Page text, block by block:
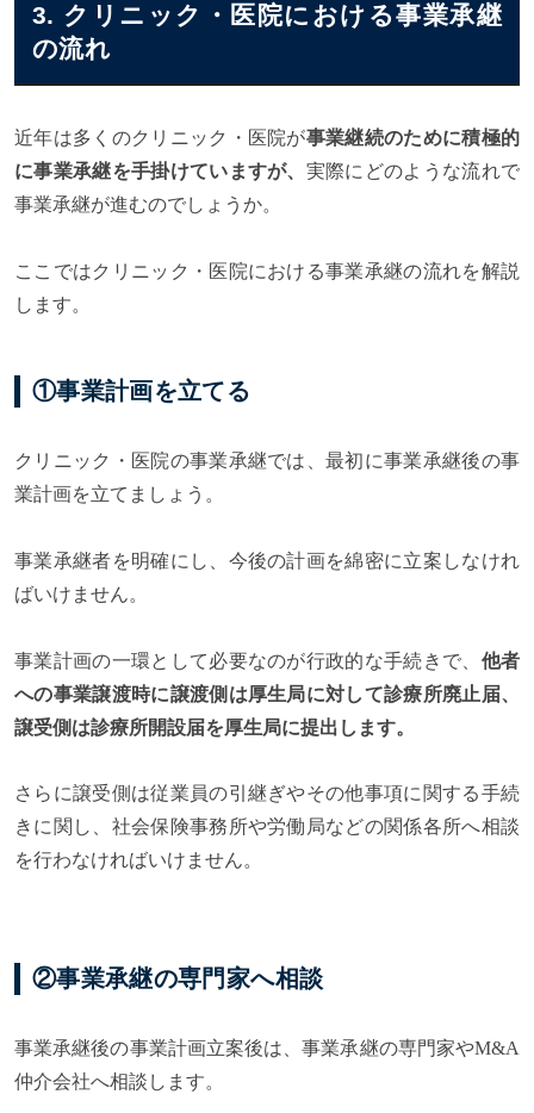
3. クリニック・医院における事業承継
の流れ
近年は多くのクリニック・医院が事業継続のために積極的
に事業承継を手掛けていますが、 実際にどのような流れで
事業承継が進むのでしょうか。
ここではクリニック・医院における事業承継の流れを解説
します。
①事業計画を立てる
クリニック・医院の事業承継では、最初に事業承継後の事
業計画を立てましょう。
事業承継者を明確にし、今後の計画を綿密に立案しなけれ
ばいけません。
事業計画の一環として必要なのが行政的な手続きで、 他者
への事業譲渡時に譲渡側は厚生局に対して診療所廃止届、
譲受側は診療所開設届を厚生局に提出します。
さらに譲受側は従業員の引継ぎやその他事項に関する手続
きに関し、社会保険事務所や労働局などの関係各所へ相談
を行わなければいけません。
②事業承継の専門家へ相談
事業承継後の事業計画立案後は、事業承継の専門家やM&A
仲介会社へ相談します。